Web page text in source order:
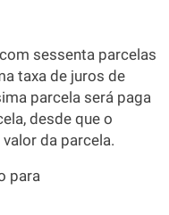
sessenta parcelas
taxa de juros de
parcela será paga
desde que o
da parcela.
para